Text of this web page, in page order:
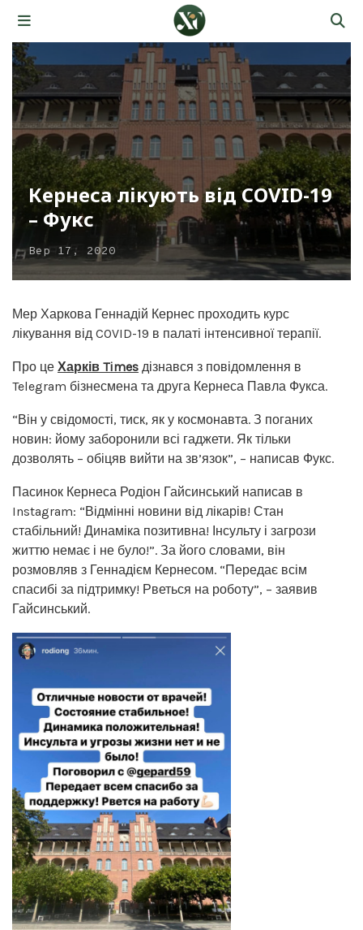
Кернеса лікують від COVID-19
– Фукс
Вер 17, 2020
Мер Харкова Геннадій Кернес проходить курс
лікування від COVID-19 в палаті інтенсивної терапії.
Про це Харків Times дізнався з повідомлення в
Telegram бізнесмена та друга Кернеса Павла Фукса.
“Він у свідомості, тиск, як у космонавта. З поганих
новин: йому заборонили всі гаджети. Як тільки
дозволять – обіцяв вийти на зв’язок”, – написав Фукс.
Пасинок Кернеса Родіон Гайсинський написав в
Instagram: “Відмінні новини від лікарів! Стан
стабільний! Динаміка позитивна! Інсульту і загрози
життю немає і не було!”. За його словами, він
розмовляв з Геннадієм Кернесом. “Передає всім
спасибі за підтримку! Рветься на роботу”, – заявив
Гайсинський.